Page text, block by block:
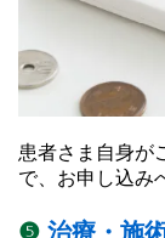
患者さま自身が
で、お申し込み
❺ 治療・施